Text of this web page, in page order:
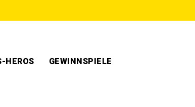
HEROS GEWINNSPIELE